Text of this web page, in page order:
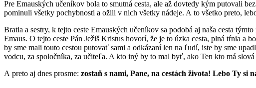
Pre Emauských učeníkov bola to smutná cesta, ale až dovtedy kým putovali
pominuli všetky pochybnosti a ožili v nich všetky nádeje. A to všetko preto,
Bratia a sestry, k tejto ceste Emauských učeníkov sa podobá aj naša cesta
Emaus. O tejto ceste Pán Ježiš Kristus hovorí, že je to úzka cesta, plná tŕnia
by sme mali touto cestou putovať sami a odkázaní len na ľudí, iste by sme
vodcu, za spoločníka, za učiteľa. A kto iný by to mal byť, ako Ten kto má slová
A preto aj dnes prosme: zostaň s nami, Pane, na cestách života! Lebo Ty